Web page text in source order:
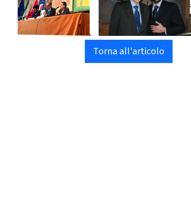
Torna all'articolo